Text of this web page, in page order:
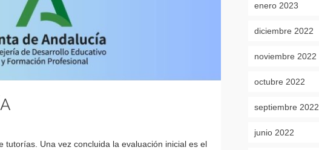
Una vez concluida la evaluación inicial es el
enero 2023
diciembre 2022
noviembre 2022
octubre 2022
septiembre 2022
junio 2022